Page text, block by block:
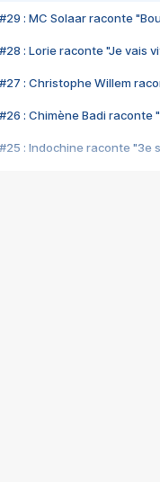
#29 : MC Solaar raconte
#28 : Lorie raconte "Je vais
#27 : Christophe Willem
#26 : Chimène Badi raconte
#25 : Indochine raconte "3e